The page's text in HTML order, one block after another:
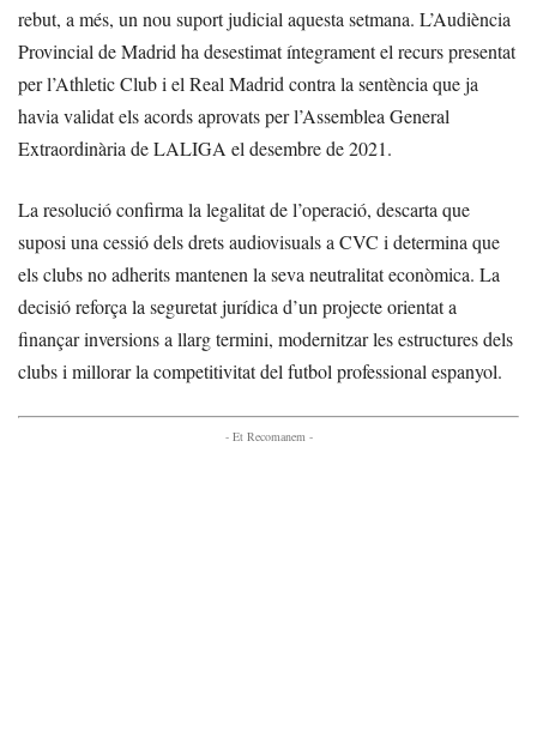
rebut, a més, un nou suport judicial aquesta setmana. L’Audiència
Provincial de Madrid ha desestimat íntegrament el recurs presentat
per l’Athletic Club i el Real Madrid contra la sentència que ja
havia validat els acords aprovats per l’Assemblea General
Extraordinària de LALIGA el desembre de 2021.
La resolució confirma la legalitat de l’operació, descarta que
suposi una cessió dels drets audiovisuals a CVC i determina que
els clubs no adherits mantenen la seva neutralitat econòmica. La
decisió reforça la seguretat jurídica d’un projecte orientat a
finançar inversions a llarg termini, modernitzar les estructures dels
clubs i millorar la competitivitat del futbol professional espanyol.
- Et Recomanem -